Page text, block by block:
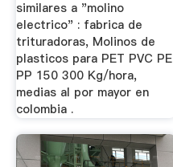
similares a "molino
electrico" : fabrica de
trituradoras, Molinos de
plasticos para PET PVC PE
PP 150 300 Kg/hora,
medias al por mayor en
colombia .